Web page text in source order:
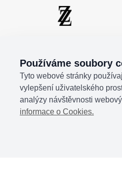
Používáme soubory
Tyto webové stránky
vylepšení uživatelského
analýzy návštěvnosti
informace o Cookies.